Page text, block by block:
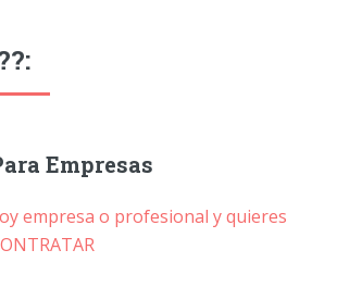
Empresas
empresa o profesional y quieres